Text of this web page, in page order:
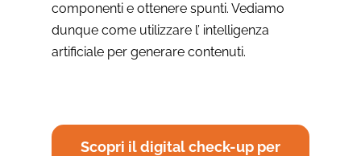
componenti e ottenere spunti. Vediamo
dunque come utilizzare l’ intelligenza
artificiale per generare contenuti.
Scopri il digital check-up per